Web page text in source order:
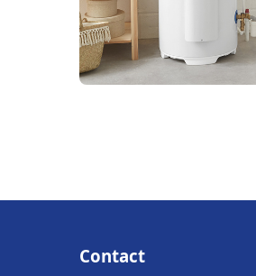
Contact